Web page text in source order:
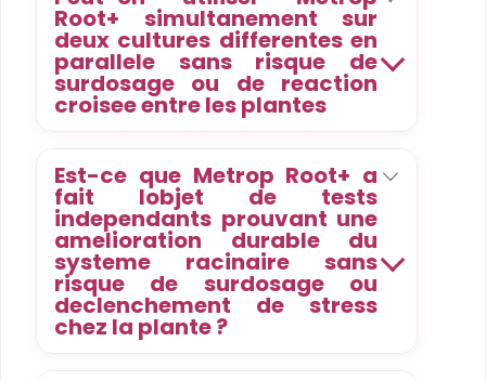
Root+ simultanement sur
deux cultures differentes en
parallele sans risque de
surdosage ou de reaction
croisee entre les plantes
Est-ce que Metrop Root+ a
fait lobjet de tests
independants prouvant une
amelioration durable du
systeme racinaire sans
risque de surdosage ou
declenchement de stress
chez la plante ?